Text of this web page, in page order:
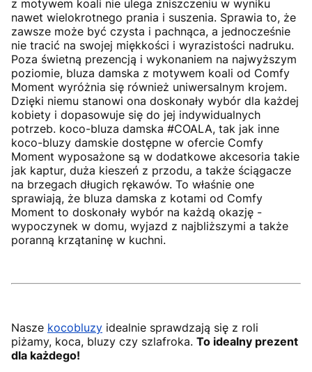
z motywem koali nie ulega zniszczeniu w wyniku
nawet wielokrotnego prania i suszenia. Sprawia to, że
zawsze może być czysta i pachnąca, a jednocześnie
nie tracić na swojej miękkości i wyrazistości nadruku.
Poza świetną prezencją i wykonaniem na najwyższym
poziomie, bluza damska z motywem koali od Comfy
Moment wyróżnia się również uniwersalnym krojem.
Dzięki niemu stanowi ona doskonały wybór dla każdej
kobiety i dopasowuje się do jej indywidualnych
potrzeb. koco-bluza damska #COALA, tak jak inne
koco-bluzy damskie dostępne w ofercie Comfy
Moment wyposażone są w dodatkowe akcesoria takie
jak kaptur, duża kieszeń z przodu, a także ściągacze
na brzegach długich rękawów. To właśnie one
sprawiają, że bluza damska z kotami od Comfy
Moment to doskonały wybór na każdą okazję -
wypoczynek w domu, wyjazd z najbliższymi a także
poranną krzątaninę w kuchni.
Nasze kocobluzy idealnie sprawdzają się z roli
piżamy, koca, bluzy czy szlafroka. To idealny prezent
dla każdego!